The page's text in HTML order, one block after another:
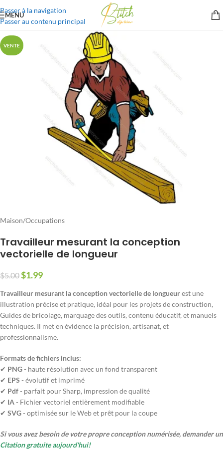
Passer à la navigation
Passer au contenu principal
MENU
VENTE
Maison/Occupations
Travailleur mesurant la conception
vectorielle de longueur
$5.00$1.99
Travailleur mesurant la conception vectorielle de longueurest une
illustration précise et pratique, idéal pour les projets de construction,
Guides de bricolage, marquage des outils, contenu éducatif, et manuels
techniques. Il met en évidence la précision, artisanat, et
professionnalisme.
Formats de fichiers inclus:
✔ PNG- haute résolution avec un fond transparent
✔ EPS - évolutif et imprimé
✔ Pdf- parfait pour Sharp, impression de qualité
✔ IA- Fichier vectoriel entièrement modifiable
✔ SVG- optimisée sur le Web et prêt pour la coupe
Si vous avez besoin de votre propre conception numérisée, demander un
Citation gratuite aujourd'hui!